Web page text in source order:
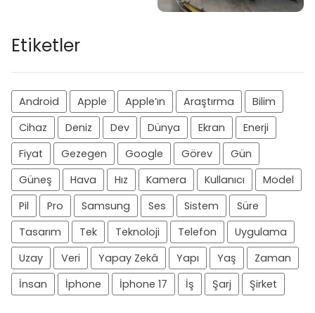
Etiketler
Android Apple Apple’ın Araştırma
Bilim
Cihaz
Deniz Dev Dünya Ekran
Enerji
Fiyat
Gezegen Google Görev
Gün
Güneş
Hava Hız Kamera Kullanıcı
Model
Pil
Pro Samsung Ses Sistem
Süre
Tasarım
Tek Teknoloji Telefon
Uygulama
Uzay
Veri Yapay Zekâ Yapı Yaş
Zaman
İnsan
İphone İphone 17 İş Şarj Şirket